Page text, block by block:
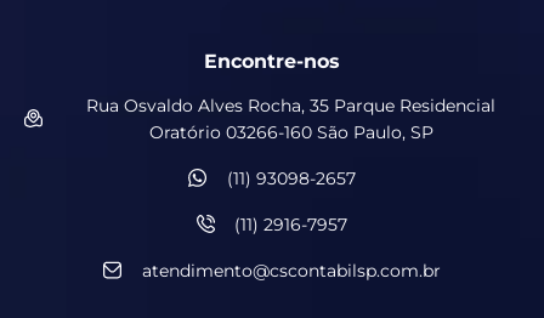
Encontre-nos
Rua Osvaldo Alves Rocha, 35 Parque Residencial
Oratório 03266-160 São Paulo, SP
(11) 93098-2657
(11) 2916-7957
atendimento@cscontabilsp.com.br